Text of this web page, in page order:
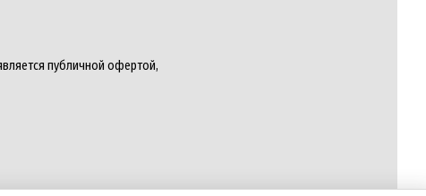
публичной офертой,